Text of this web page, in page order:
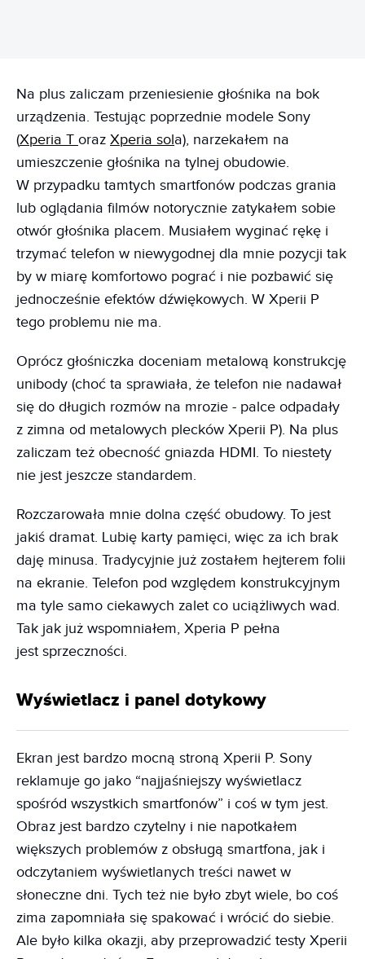
Na plus zaliczam przeniesienie głośnika na bok
urządzenia. Testując poprzednie modele Sony
(Xperia T oraz Xperia sola), narzekałem na
umieszczenie głośnika na tylnej obudowie.
W przypadku tamtych smartfonów podczas grania
lub oglądania filmów notorycznie zatykałem sobie
otwór głośnika placem. Musiałem wyginać rękę i
trzymać telefon w niewygodnej dla mnie pozycji tak
by w miarę komfortowo pograć i nie pozbawić się
jednocześnie efektów dźwiękowych. W Xperii P
tego problemu nie ma.
Oprócz głośniczka doceniam metalową konstrukcję
unibody (choć ta sprawiała, że telefon nie nadawał
się do długich rozmów na mrozie - palce odpadały
z zimna od metalowych plecków Xperii P). Na plus
zaliczam też obecność gniazda HDMI. To niestety
nie jest jeszcze standardem.
Rozczarowała mnie dolna część obudowy. To jest
jakiś dramat. Lubię karty pamięci, więc za ich brak
daję minusa. Tradycyjnie już zostałem hejterem folii
na ekranie. Telefon pod względem konstrukcyjnym
ma tyle samo ciekawych zalet co uciążliwych wad.
Tak jak już wspomniałem, Xperia P pełna
jest sprzeczności.
Wyświetlacz i panel dotykowy
Ekran jest bardzo mocną stroną Xperii P. Sony
reklamuje go jako “najjaśniejszy wyświetlacz
spośród wszystkich smartfonów” i coś w tym jest.
Obraz jest bardzo czytelny i nie napotkałem
większych problemów z obsługą smartfona, jak i
odczytaniem wyświetlanych treści nawet w
słoneczne dni. Tych też nie było zbyt wiele, bo coś
zima zapomniała się spakować i wrócić do siebie.
Ale było kilka okazji, aby przeprowadzić testy Xperii